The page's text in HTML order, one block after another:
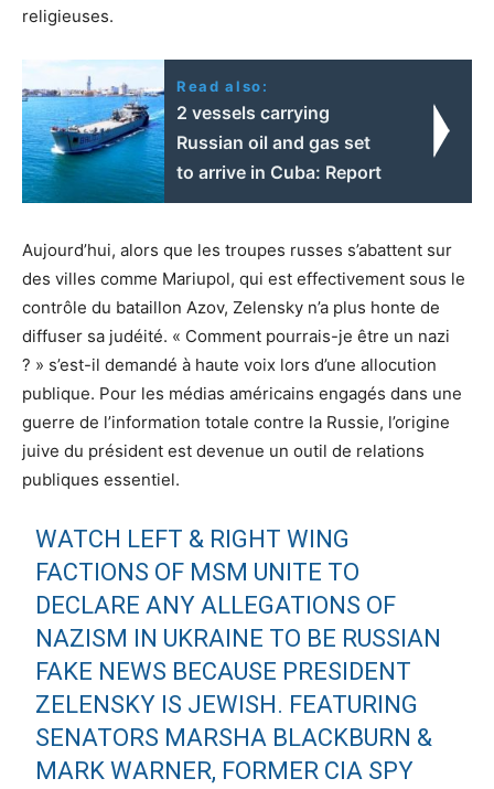
religieuses.
Read also:
2 vessels carrying
Russian oil and gas set
to arrive in Cuba: Report
Aujourd’hui, alors que les troupes russes s’abattent sur
des villes comme Mariupol, qui est effectivement sous le
contrôle du bataillon Azov, Zelensky n’a plus honte de
diffuser sa judéité. « Comment pourrais-je être un nazi
? » s’est-il demandé à haute voix lors d’une allocution
publique. Pour les médias américains engagés dans une
guerre de l’information totale contre la Russie, l’origine
juive du président est devenue un outil de relations
publiques essentiel.
WATCH LEFT & RIGHT WING
FACTIONS OF MSM UNITE TO
DECLARE ANY ALLEGATIONS OF
NAZISM IN UKRAINE TO BE RUSSIAN
FAKE NEWS BECAUSE PRESIDENT
ZELENSKY IS JEWISH. FEATURING
SENATORS MARSHA BLACKBURN &
MARK WARNER, FORMER CIA SPY